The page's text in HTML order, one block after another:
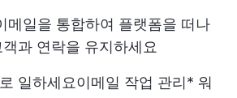
메일을 통합하여 플랫폼을 떠나
과 연락을 유지하세요
일하세요이메일 작업 관리* 워